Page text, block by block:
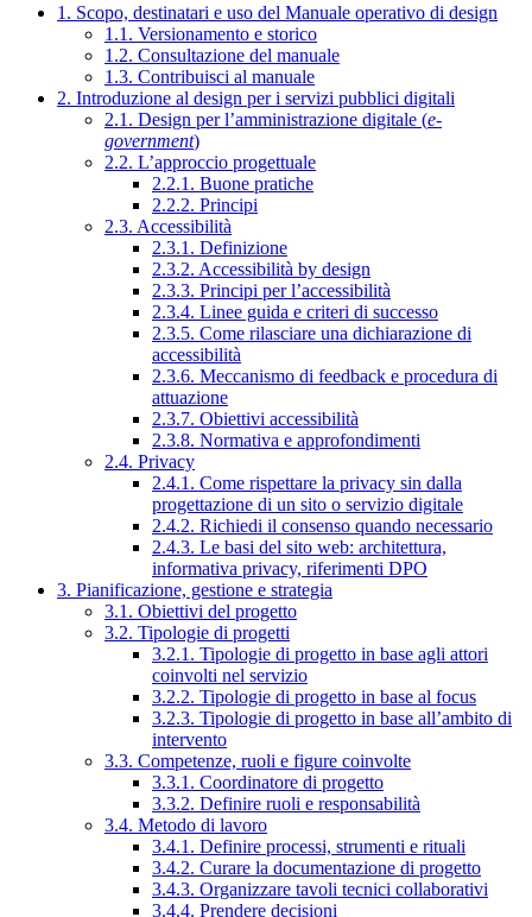
1. Scopo, destinatari e uso del Manuale operativo di design
1.1. Versionamento e storico
1.2. Consultazione del manuale
1.3. Contribuisci al manuale
2. Introduzione al design per i servizi pubblici digitali
2.1. Design per l’amministrazione digitale (e-
government)
2.2. L’approccio progettuale
2.2.1. Buone pratiche
2.2.2. Principi
2.3. Accessibilità
2.3.1. Definizione
2.3.2. Accessibilità by design
2.3.3. Principi per l’accessibilità
2.3.4. Linee guida e criteri di successo
2.3.5. Come rilasciare una dichiarazione di
accessibilità
2.3.6. Meccanismo di feedback e procedura di
attuazione
2.3.7. Obiettivi accessibilità
2.3.8. Normativa e approfondimenti
2.4. Privacy
2.4.1. Come rispettare la privacy sin dalla
progettazione di un sito o servizio digitale
2.4.2. Richiedi il consenso quando necessario
2.4.3. Le basi del sito web: architettura,
informativa privacy, riferimenti DPO
3. Pianificazione, gestione e strategia
3.1. Obiettivi del progetto
3.2. Tipologie di progetti
3.2.1. Tipologie di progetto in base agli attori
coinvolti nel servizio
3.2.2. Tipologie di progetto in base al focus
3.2.3. Tipologie di progetto in base all’ambito di
intervento
3.3. Competenze, ruoli e figure coinvolte
3.3.1. Coordinatore di progetto
3.3.2. Definire ruoli e responsabilità
3.4. Metodo di lavoro
3.4.1. Definire processi, strumenti e rituali
3.4.2. Curare la documentazione di progetto
3.4.3. Organizzare tavoli tecnici collaborativi
3.4.4. Prendere decisioni